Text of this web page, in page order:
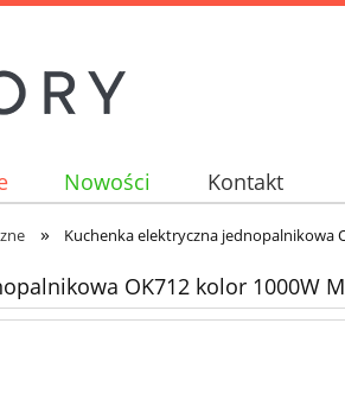
Nowości Kontakt
» Kuchenka elektryczna jednopalnikowa
OK712 kolor 1000W